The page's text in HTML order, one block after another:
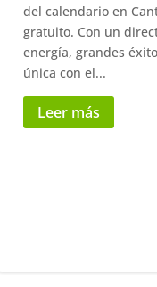
del calendario en
gratuito. Con un
energía, grandes
única con el...
Leer más